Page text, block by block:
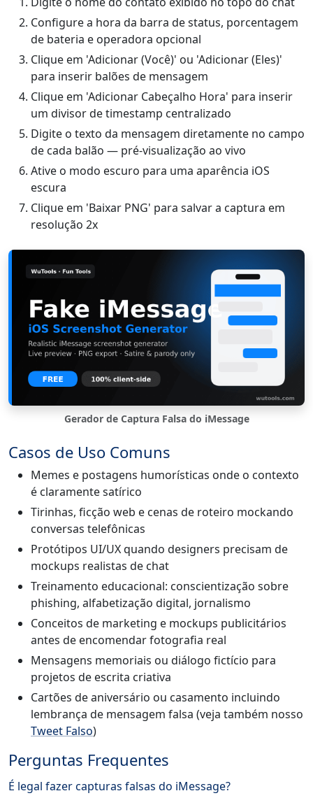
Configure a hora da barra de status, porcentagem
de bateria e operadora opcional
Clique em 'Adicionar (Você)' ou 'Adicionar (Eles)'
para inserir balões de mensagem
Clique em 'Adicionar Cabeçalho Hora' para inserir
um divisor de timestamp centralizado
Digite o texto da mensagem diretamente no campo
de cada balão — pré-visualização ao vivo
Ative o modo escuro para uma aparência iOS
escura
Clique em 'Baixar PNG' para salvar a captura em
resolução 2x
Gerador de Captura Falsa do iMessage
Casos de Uso Comuns
Memes e postagens humorísticas onde o contexto
é claramente satírico
Tirinhas, ficção web e cenas de roteiro mockando
conversas telefônicas
Protótipos UI/UX quando designers precisam de
mockups realistas de chat
Treinamento educacional: conscientização sobre
phishing, alfabetização digital, jornalismo
Conceitos de marketing e mockups publicitários
antes de encomendar fotografia real
Mensagens memoriais ou diálogo fictício para
projetos de escrita criativa
Cartões de aniversário ou casamento incluindo
lembrança de mensagem falsa (veja também nosso
Tweet Falso)
Perguntas Frequentes
É legal fazer capturas falsas do iMessage?